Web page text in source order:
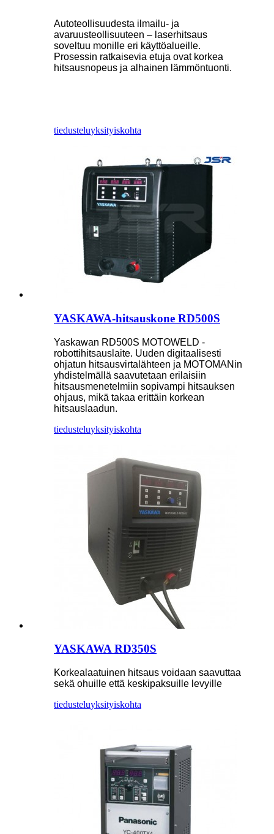
Autoteollisuudesta ilmailu- ja
avaruusteollisuuteen – laserhitsaus
soveltuu monille eri käyttöalueille.
Prosessin ratkaisevia etuja ovat korkea
hitsausnopeus ja alhainen lämmöntuonti.
tiedusteluyksityiskohta
YASKAWA-hitsauskone RD500S
Yaskawan RD500S MOTOWELD -
robottihitsauslaite. Uuden digitaalisesti
ohjatun hitsausvirtalähteen ja MOTOMANin
yhdistelmällä saavutetaan erilaisiin
hitsausmenetelmiin sopivampi hitsauksen
ohjaus, mikä takaa erittäin korkean
hitsauslaadun.
tiedusteluyksityiskohta
YASKAWA RD350S
Korkealaatuinen hitsaus voidaan saavuttaa
sekä ohuille että keskipaksuille levyille
tiedusteluyksityiskohta